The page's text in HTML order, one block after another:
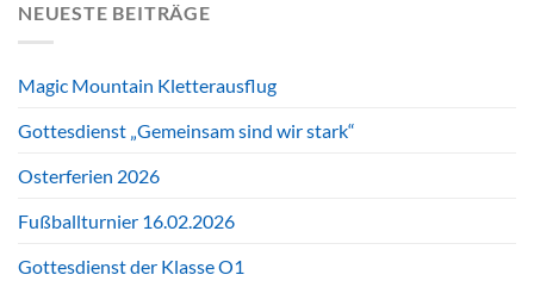
NEUESTE BEITRÄGE
Magic Mountain Kletterausflug
Gottesdienst „Gemeinsam sind wir stark“
Osterferien 2026
Fußballturnier 16.02.2026
Gottesdienst der Klasse O1